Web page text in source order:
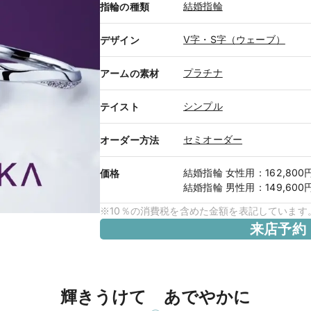
指輪の種類 結婚指輪
デザイン V字・S字（ウェーブ）
アームの素材 プラチナ
テイスト シンプル
オーダー方法 セミオーダー
価格 結婚指輪 女性用 ：162,800
結婚指輪 男性用 ：149,600
※10％の消費税を含めた金額を表記しています。
来店予約
輝きうけて あでやかに